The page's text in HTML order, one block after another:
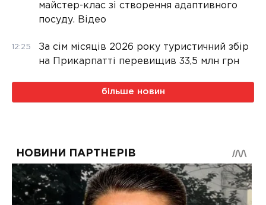
майстер-клас зі створення адаптивного
посуду. Відео
12:25
За сім місяців 2026 року туристичний збір
на Прикарпатті перевищив 33,5 млн грн
більше новин